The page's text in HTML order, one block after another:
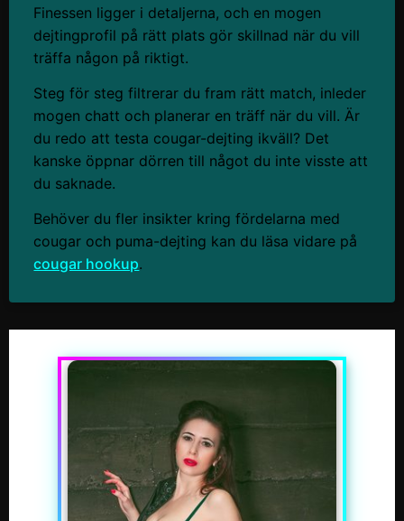
Finessen ligger i detaljerna, och en mogen
dejtingprofil på rätt plats gör skillnad när du vill
träffa någon på riktigt.
Steg för steg filtrerar du fram rätt match, inleder
mogen chatt och planerar en träff när du vill. Är
du redo att testa cougar-dejting ikväll? Det
kanske öppnar dörren till något du inte visste att
du saknade.
Behöver du fler insikter kring fördelarna med
cougar och puma-dejting kan du läsa vidare på
cougar hookup.